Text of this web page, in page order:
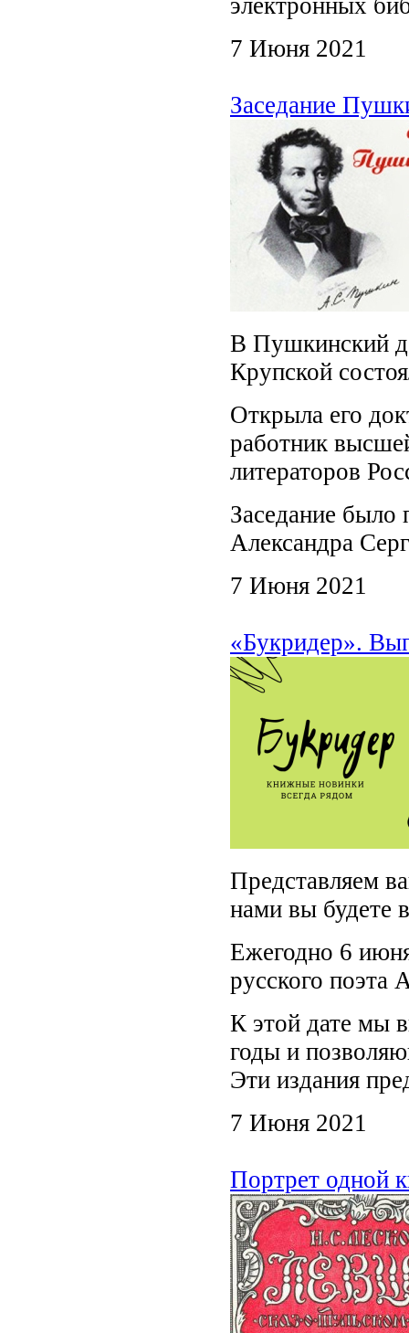
7 Июня 2021
Заседание
В Пушкинский
Крупской
Открыла его
работник
литераторов
Заседание
Александра
7 Июня 2021
«Букридер».
Представляем
нами вы будете
Ежегодно 6
русского поэта
К этой дате мы
годы и
Эти издания
7 Июня 2021
Портрет одной